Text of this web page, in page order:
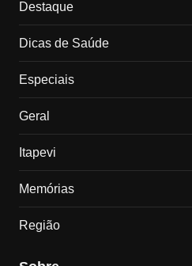
Destaque
Dicas de Saúde
Especiais
Geral
Itapevi
Memórias
Região